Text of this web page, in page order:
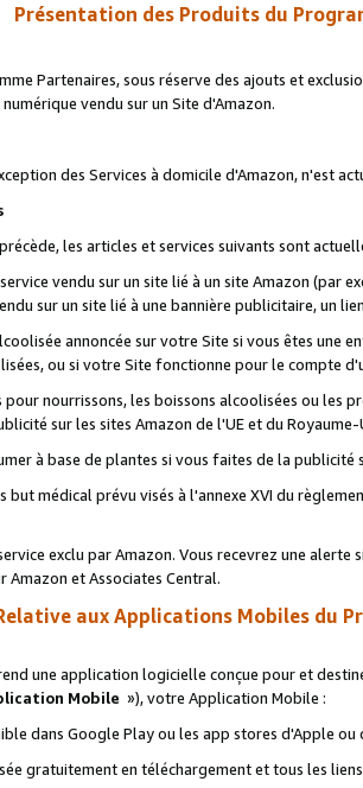
Présentation des Produits du
Partenaires, sous réserve des ajouts et
vendu sur un Site d'Amazon.
des Services à domicile d'Amazon, n'est
les articles et services suivants sont
vendu sur un site lié à un site Amazon (par
sur un site lié à une bannière publicitaire, un
annoncée sur votre Site si vous êtes une
ou si votre Site fonctionne pour le compte
pour nourrissons, les boissons alcoolisées ou les
sur les sites Amazon de l'UE et du Royaume-
à base de plantes si vous faites de la publicité
but médical prévu visés à l'annexe XVI du
exclu par Amazon. Vous recevrez une alerte
Amazon et Associates Central.
aux Applications Mobiles du
une application logicielle conçue pour et
Mobile »), votre Application Mobile :
dans Google Play ou les app stores d'Apple ou
gratuitement en téléchargement et tous les